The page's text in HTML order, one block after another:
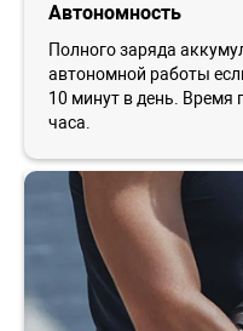
Автономность
Полного заряда
автономной работы
10 минут в день. Время
часа.